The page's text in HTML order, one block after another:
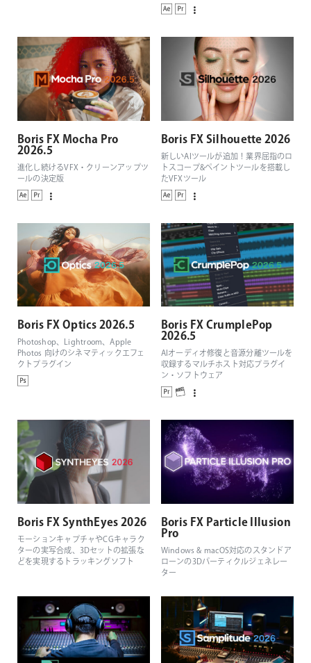
Boris FX Mocha Pro
2026.5
進化し続けるVFX・クリーンアップツ
ールの決定版
Boris FX Silhouette 2026
新しいAIツールが追加！業界屈指のロ
トスコープ&ペイントツールを搭載し
たVFXツール
Boris FX Optics 2026.5
Photoshop、Lightroom、Apple
Photos 向けのシネマティックエフェ
クトプラグイン
Boris FX CrumplePop
2026.5
AIオーディオ修復と音源分離ツールを
収録するマルチホスト対応プラグイ
ン・ソフトウェア
Boris FX SynthEyes 2026
モーションキャプチャやCGキャラク
ターの実写合成、3Dセットの拡張な
どを実現するトラッキングソフト
Boris FX Particle Illusion
Pro
Windows & macOS対応のスタンドア
ローンの3Dパーティクルジェネレー
ター